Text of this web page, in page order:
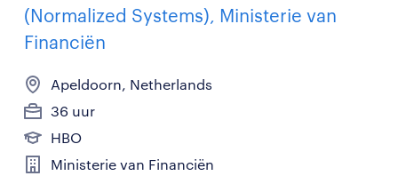
(Normalized Systems), Ministerie van
Financiën
Apeldoorn, Netherlands
36 uur
HBO
Ministerie van Financiën